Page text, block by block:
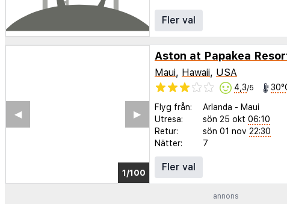
Fler val
1/96
▶︎
◀︎
Aston at Papakea
Maui, Hawaii, USA
4,3/5
Flyg från: Arlanda - Maui
Utresa:
sön 25 okt 06:10
Retur:
sön 01 nov 22:30
Nätter:
7
Fler val
annons